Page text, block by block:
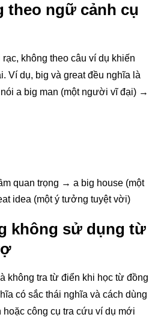
theo ngữ cảnh cụ
không theo câu ví dụ khiến
Ví dụ, big và great đều nghĩa là
nói a big man (một người vĩ đại) →
quan trọng → a big house (một
idea (một ý tưởng tuyệt vời)
không sử dụng từ
không tra từ điển khi học từ đồng
có sắc thái nghĩa và cách dùng
hoặc công cụ tra cứu ví dụ mới